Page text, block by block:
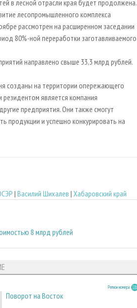
в лесной отрасли края будет продолжена.
лесопромышленного комплекса
рассмотрен на расширенном заседании
80%-ной переработки заготавливаемого
направлено свыше 33,3 млрд рублей.
созданы на территории опережающего
резидентом является компания
предприятия. Они также смогут
продукции и успешно конкурировать на
| Василий Шихалев | Хабаровский край
8 млрд рублей
Регион номера
Поворот на Восток